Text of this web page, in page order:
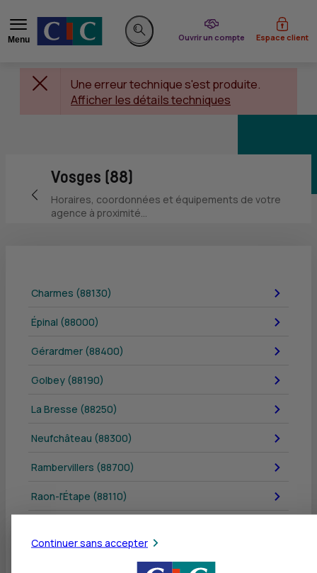
Menu
Rechercher sur le site
Ouvrir un compte
du CIC Espace client
Une erreur technique s'est produite.
Afficher les détails techniques
Retour vers la page précédente
Vosges (88)
Horaires, coordonnées et équipements de votre
agence à proximité...
Charmes (88130)
Épinal (88000)
Gérardmer (88400)
Golbey (88190)
La Bresse (88250)
Neufchâteau (88300)
Rambervillers (88700)
Raon-l'Étape (88110)
Continuer sans accepter